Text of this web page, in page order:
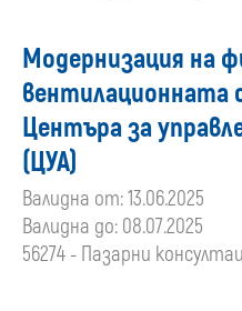
Модернизация на
вентилационната
Центъра за
(ЦУА)
Валидна от: 13.06.2025
Валидна до: 08.07.2025
56274 - Пазарни